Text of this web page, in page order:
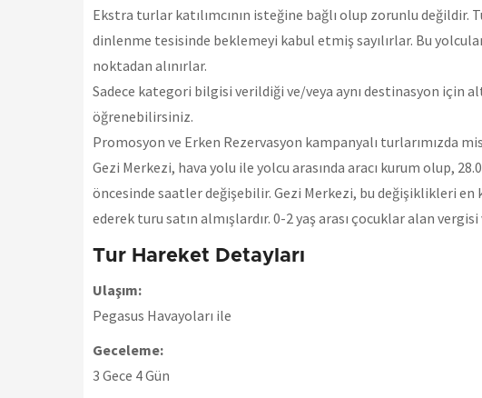
Ekstra turlar katılımcının isteğine bağlı olup zorunlu
dinlenme tesisinde beklemeyi kabul etmiş sayılırlar. Bu
noktadan alınırlar.
Sadece kategori bilgisi verildiği ve/veya aynı destinasyon için
öğrenebilirsiniz.
Promosyon ve Erken Rezervasyon kampanyalı turlarımızda
Gezi Merkezi, hava yolu ile yolcu arasında aracı kurum olup,
öncesinde saatler değişebilir. Gezi Merkezi, bu değişiklikleri en
ederek turu satın almışlardır. 0-2 yaş arası çocuklar alan
Tur Hareket Detayları
Ulaşım:
Pegasus Havayoları ile
Geceleme:
3 Gece 4 Gün